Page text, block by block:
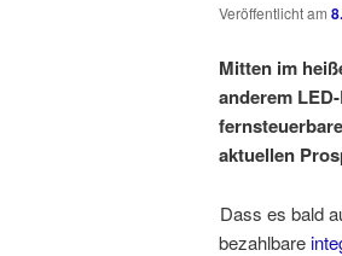
Veröffentlicht am
Mitten im
anderem
aktuellen
Dass es bald
bezahlbare